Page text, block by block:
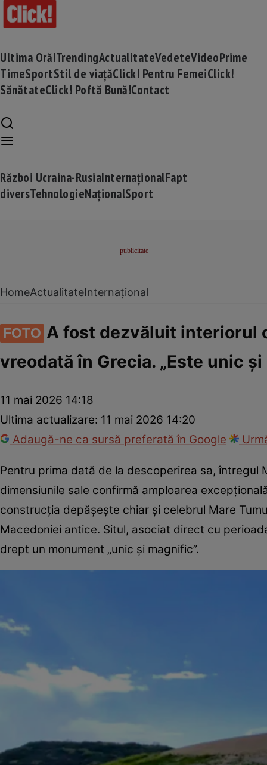
Ultima Oră!TrendingActualitateVedeteVideoPrime
TimeSportStil de viațăClick! Pentru FemeiClick!
SănătateClick! Poftă Bună!Contact
Război Ucraina-RusiaInternaționalFapt
diversTehnologieNaționalSport
HomeActualitateInternațional
FOTO A fost dezvăluit interiorul
vreodată în Grecia. „Este unic
11 mai 2026 14:18
Ultima actualizare: 11 mai 2026 14:20
Adaugă-ne ca sursă preferată în Google
Pentru prima dată de la descoperirea sa,
dimensiunile sale confirmă amploarea
construcția depășește chiar și celebrul Mare
Macedoniei antice. Situl, asociat direct cu
drept un monument „unic și magnific”.